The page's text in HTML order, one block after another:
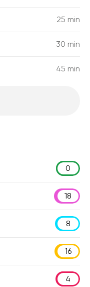
25 min
30 min
45 min
0
18
8
16
4